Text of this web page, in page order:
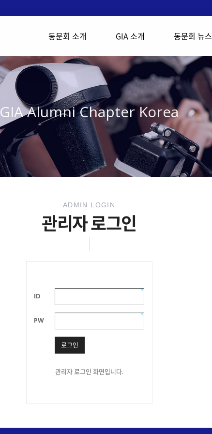
동문회 소개 GIA 소개 동문회 뉴스
GIA Alumni Chapter Korea
ADMIN LOGIN
관리자 로그인
ID
PW
로그인
관리자 로그인 화면입니다.